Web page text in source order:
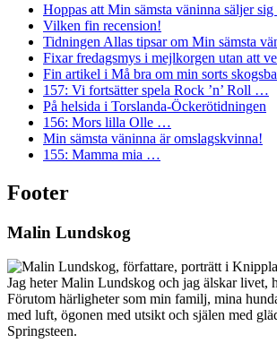
Hoppas att Min sämsta väninna säljer
Vilken fin recension!
Tidningen Allas tipsar om Min sämsta
Fixar fredagsmys i mejlkorgen utan att
Fin artikel i Må bra om min sorts
157: Vi fortsätter spela Rock ’n’ Roll …
På helsida i Torslanda-Öckerötidningen
156: Mors lilla Olle …
Min sämsta väninna är omslagskvinna!
155: Mamma mia …
Footer
Malin Lundskog
Jag heter Malin Lundskog och jag älskar livet,
Förutom härligheter som min familj, mina
med luft, ögonen med utsikt och själen med
Springsteen.